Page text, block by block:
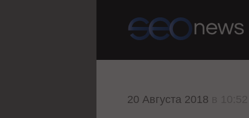
20 Августа 2018